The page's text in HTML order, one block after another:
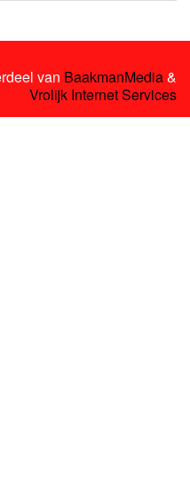
van BaakmanMedia&
Vrolijk Internet Services